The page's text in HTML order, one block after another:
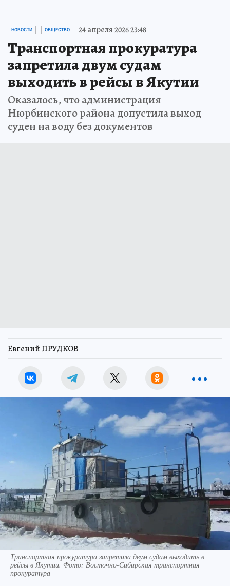
НОВОСТИ ОБЩЕСТВО 24 апреля 2026 23:48
Транспортная прокуратура
запретила двум судам
выходить в рейсы в Якутии
Оказалось, что администрация
Нюрбинского района допустила выход
суден на воду без документов
Евгений ПРУДКОВ
Транспортная прокуратура запретила двум судам выходить в
рейсы в Якутии. Фото: Восточно-Сибирская транспортная
прокуратура